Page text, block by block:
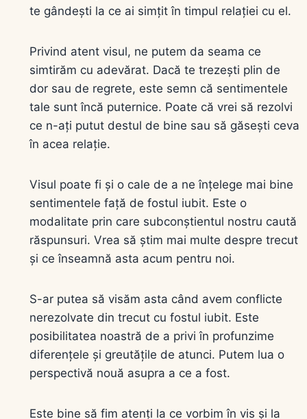
te gândești la ce ai simțit în timpul relației cu el.
Privind atent visul, ne putem da seama ce
simtirăm cu adevărat. Dacă te trezești plin de
dor sau de regrete, este semn că sentimentele
tale sunt încă puternice. Poate că vrei să rezolvi
ce n-ați putut destul de bine sau să găsești ceva
în acea relație.
Visul poate fi și o cale de a ne înțelege mai bine
sentimentele față de fostul iubit. Este o
modalitate prin care subconștientul nostru caută
răspunsuri. Vrea să știm mai multe despre trecut
și ce înseamnă asta acum pentru noi.
S-ar putea să visăm asta când avem conflicte
nerezolvate din trecut cu fostul iubit. Este
posibilitatea noastră de a privi în profunzime
diferențele și greutățile de atunci. Putem lua o
perspectivă nouă asupra a ce a fost.
Este bine să fim atenți la ce vorbim în vis și la